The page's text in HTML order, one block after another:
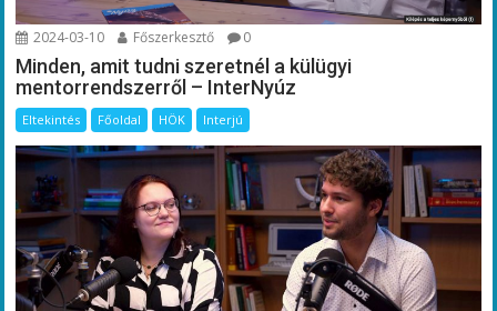
2024-03-10 Főszerkesztő 0
Minden, amit tudni szeretnél a külügyi
mentorrendszerről – InterNyúz
Eltekintés Főoldal HÖK Interjú